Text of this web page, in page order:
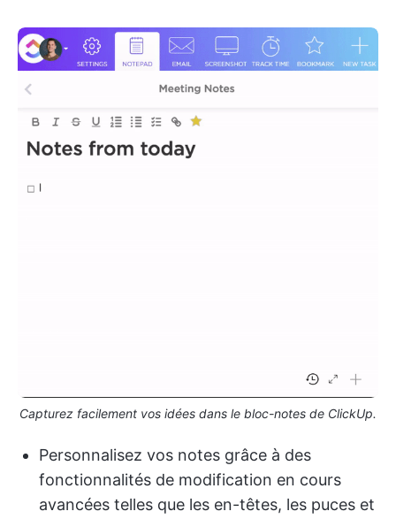
Capturez facilement vos idées dans le bloc-notes de ClickUp.
Personnalisez vos notes grâce à des
fonctionnalités de modification en cours
avancées telles que les en-têtes, les puces et